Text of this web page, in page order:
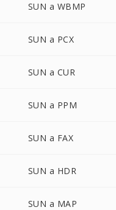
SUN a WBMP
SUN a PCX
SUN a CUR
SUN a PPM
SUN a FAX
SUN a HDR
SUN a MAP